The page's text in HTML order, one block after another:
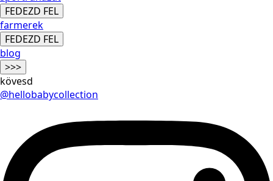
FEDEZD FEL
farmerek
FEDEZD FEL
blog
>>>
kövesd
@hellobabycollection